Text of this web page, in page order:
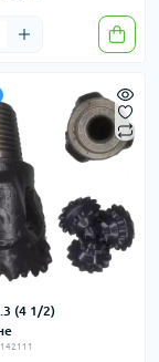
(4 1/2)